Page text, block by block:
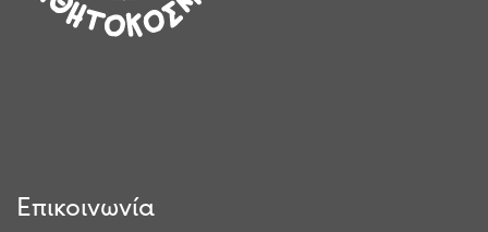
Επικοινωνία